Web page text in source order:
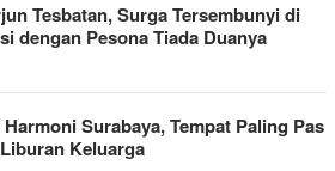
Tesbatan, Surga Tersembunyi di
dengan Pesona Tiada Duanya
Harmoni Surabaya, Tempat Paling Pas
Keluarga